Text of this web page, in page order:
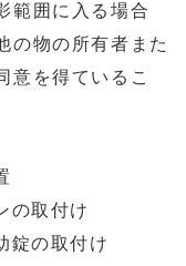
範囲に入る場合
の物の所有者また
意を得ているこ
の取付け
錠の取付け